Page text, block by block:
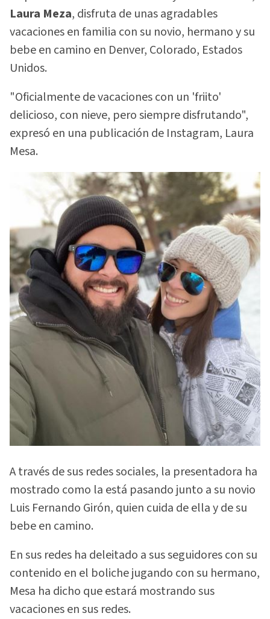
Laura Meza, disfruta de unas agradables
vacaciones en familia con su novio, hermano y su
bebe en camino en Denver, Colorado, Estados
Unidos.
"Oficialmente de vacaciones con un 'friito'
delicioso, con nieve, pero siempre disfrutando",
expresó en una publicación de Instagram, Laura
Mesa.
A través de sus redes sociales, la presentadora ha
mostrado como la está pasando junto a su novio
Luis Fernando Girón, quien cuida de ella y de su
bebe en camino.
En sus redes ha deleitado a sus seguidores con su
contenido en el boliche jugando con su hermano,
Mesa ha dicho que estará mostrando sus
vacaciones en sus redes.